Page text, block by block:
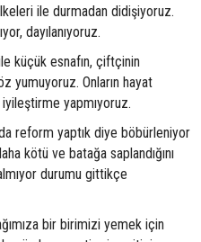
ile durmadan didişiyoruz.
dayılanıyoruz.
küçük esnafın, çiftçinin
yumuyoruz. Onların hayat
iyileştirme yapmıyoruz.
reform yaptık diye böbürleniyor
kötü ve batağa saplandığını
durumu gittikçe
bir birimizi yemek için